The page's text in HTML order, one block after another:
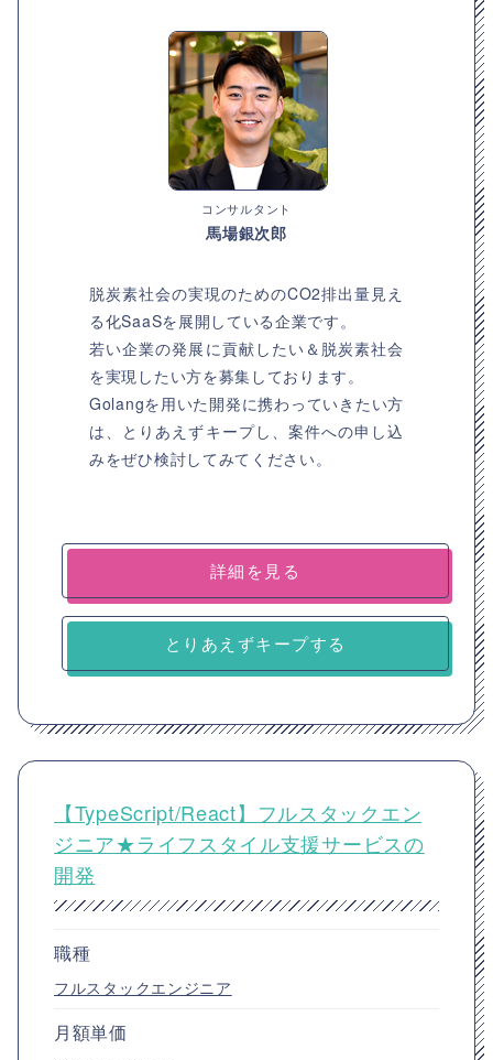
コンサルタント
馬場銀次郎
脱炭素社会の実現のためのCO2排出量見え
る化SaaSを展開している企業です。
若い企業の発展に貢献したい＆脱炭素社会
を実現したい方を募集しております。
Golangを用いた開発に携わっていきたい方
は、とりあえずキープし、案件への申し込
みをぜひ検討してみてください。
詳細を見る
とりあえずキープする
【TypeScript/React】フルスタックエン
ジニア★ライフスタイル支援サービスの
開発
職種
フルスタックエンジニア
月額単価